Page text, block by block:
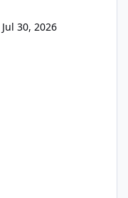
Jul 30, 2026